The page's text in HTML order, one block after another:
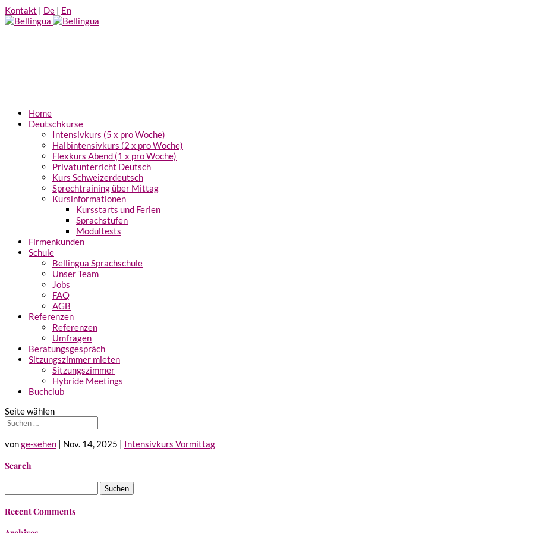
Kontakt | De | En
Home
Deutschkurse
Intensivkurs (5 x pro Woche)
Halbintensivkurs (2 x pro Woche)
Flexkurs Abend (1 x pro Woche)
Privatunterricht Deutsch
Kurs Schweizerdeutsch
Sprechtraining über Mittag
Kursinformationen
Kursstarts und Ferien
Sprachstufen
Modultests
Firmenkunden
Schule
Bellingua Sprachschule
Unser Team
Jobs
FAQ
AGB
Referenzen
Referenzen
Umfragen
Beratungsgespräch
Sitzungszimmer mieten
Sitzungszimmer
Hybride Meetings
Buchclub
Seite wählen
vonge-sehen | Nov. 14, 2025 | Intensivkurs Vormittag
Search
nach:
Recent Comments